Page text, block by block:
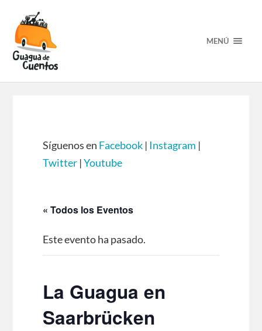
MENÚ
Síguenos en Facebook| Instagram |
Twitter|Youtube
« Todos los Eventos
Este evento ha pasado.
La Guagua en
Saarbrücken